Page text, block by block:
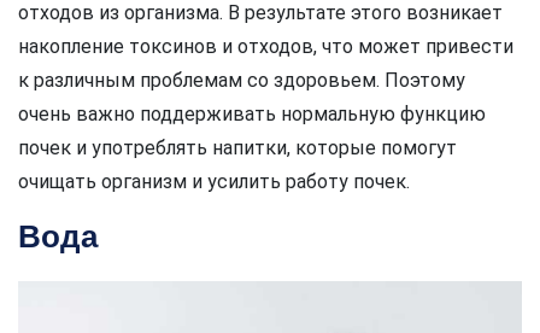
отходов из организма. В результате этого возникает
накопление токсинов и отходов, что может привести
к различным проблемам со здоровьем. Поэтому
очень важно поддерживать нормальную функцию
почек и употреблять напитки, которые помогут
очищать организм и усилить работу почек.
Вода